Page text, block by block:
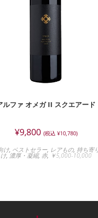
ルファ オメガ II スクエアード
¥9,800 (税込 ¥10,780)
け, ベストセラー, レアもの, 持ち寄
け,濃厚・凝縮, 赤, ￥5,000-10,000